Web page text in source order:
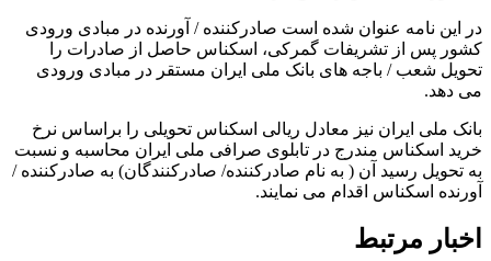
در این نامه عنوان شده است صادرکننده / آورنده در مبادی ورودی
کشور پس از تشریفات گمرکی، اسکناس حاصل از صادرات را
تحویل شعب / باجه های بانک ملی ایران مستقر در مبادی ورودی
می دهد.
بانک ملی ایران نیز معادل ریالی اسکناس تحویلی را براساس نرخ
خرید اسکناس مندرج در تابلوی صرافی ملی ایران محاسبه و نسبت
به تحویل رسید آن ( به نام صادرکننده/ صادرکنندگان) به صادرکننده /
آورنده اسکناس اقدام می نمایند.
اخبار مرتبط